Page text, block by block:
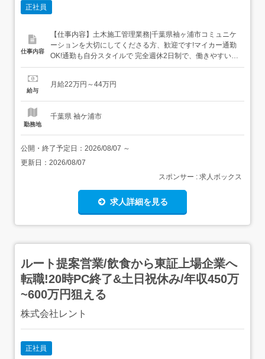
正社員
仕事内容
【仕事内容】土木施工管理業務|千葉県袖ヶ浦市コミュニケ
ーションを大切にしてくださる方、歓迎です!マイカー通勤
OK!通勤も自分スタイルで 完全週休2日制で、働きやすい環
境が整っています。 アピールポイント 高い技術力と提案力
る方を募集します。 AutoCADのスキルを活かしたい方にオ
給与
月給22万円～44万円
勤務地
千葉県 袖ケ浦市
公開・終了予定日： 2026/08/07 ～
更新日： 2026/08/07
スポンサー : 求人ボックス
求人詳細を見る
ルート提案営業/飲食から東証上場企業へ
転職!20時PC終了&土日祝休み/年収450万
~600万円狙える
株式会社レント
正社員